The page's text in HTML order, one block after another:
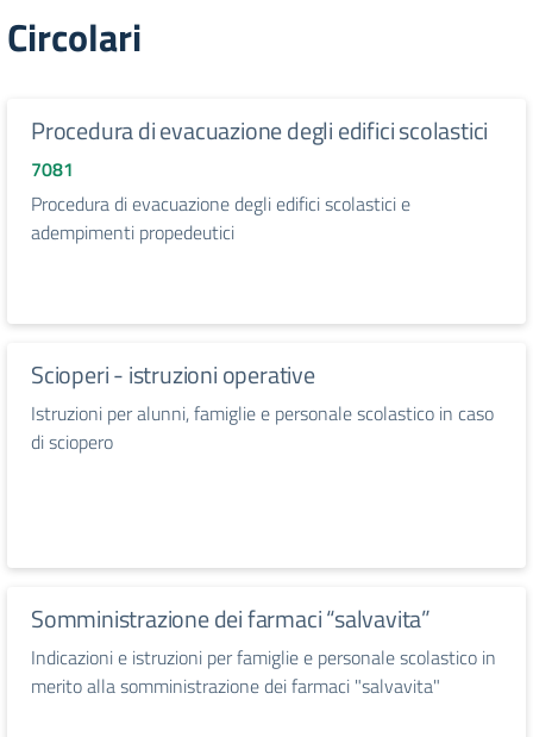
Circolari
Procedura di evacuazione degli edifici scolastici
7081
Procedura di evacuazione degli edifici scolastici e
adempimenti propedeutici
Scioperi - istruzioni operative
Istruzioni per alunni, famiglie e personale scolastico in caso
di sciopero
Somministrazione dei farmaci “salvavita”
Indicazioni e istruzioni per famiglie e personale scolastico in
merito alla somministrazione dei farmaci "salvavita"